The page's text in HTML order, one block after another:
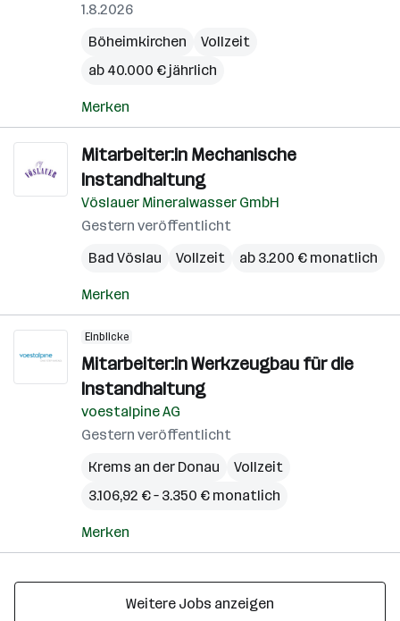
1.8.2026
Böheimkirchen
Vollzeit
ab 40.000 € jährlich
Merken
Mitarbeiter:in Mechanische
Instandhaltung
Vöslauer Mineralwasser GmbH
Gestern veröffentlicht
Bad Vöslau
Vollzeit ab 3.200 € monatlich
Merken
Einblicke
Mitarbeiter:in Werkzeugbau für die
Instandhaltung
voestalpine AG
Gestern veröffentlicht
Krems an der Donau
Vollzeit
3.106,92 € – 3.350 € monatlich
Merken
Weitere Jobs anzeigen